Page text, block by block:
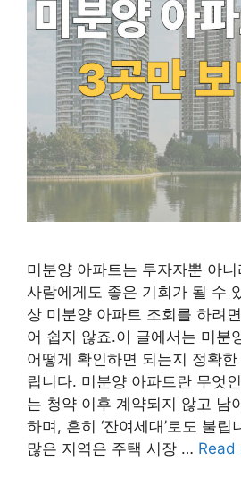
미분양 아파트는 투자자뿐 아
사람에게도 좋은 기회가 될 수
상 미분양 아파트 조회를 하려
어 쉽지 않죠.이 글에서는 미분
어떻게 확인하면 되는지 정확
립니다. 미분양 아파트란 무엇
는 청약 이후 계약되지 않고 남
하며, 흔히 ‘잔여세대’로도 불
많은 지역은 주택 시장 … Read